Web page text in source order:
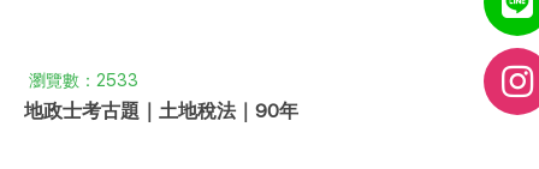
瀏覽數：2533
地政士考古題｜土地稅法｜90年